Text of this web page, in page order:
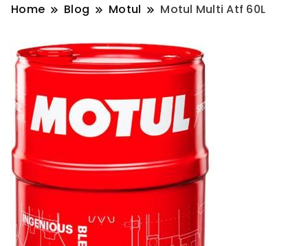
Home Blog Motul Motul Multi Atf 60L